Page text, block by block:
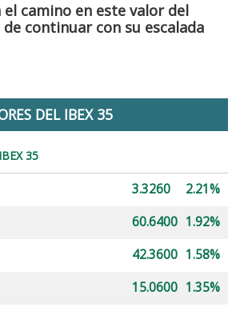
camino en este valor del
continuar con su escalada
DEL IBEX 35
35
3.3260
2.21%
60.6400 1.92%
42.3600 1.58%
15.0600 1.35%